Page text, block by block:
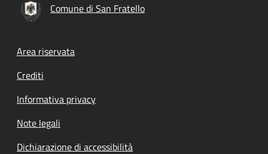
Comune di San Fratello
Footer menu
Area riservata
Crediti
Informativa privacy
Note legali
Dichiarazione di accessibilità